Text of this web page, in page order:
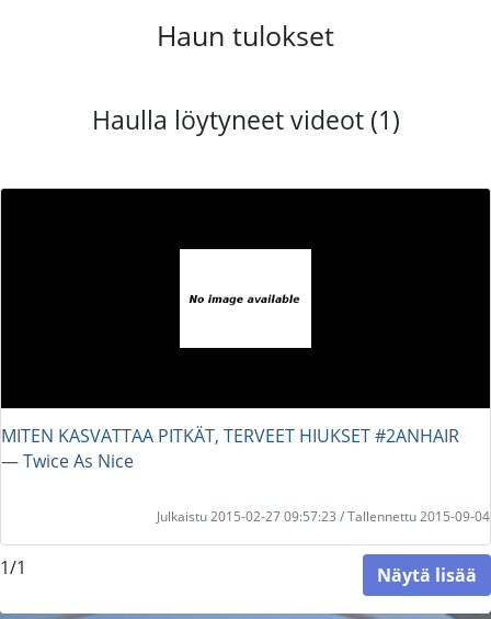
Haun tulokset
Haulla löytyneet videot (1)
MITEN KASVATTAA PITKÄT, TERVEET HIUKSET #2ANHAIR
― Twice As Nice
Julkaistu 2015-02-27 09:57:23 / Tallennettu 2015-09-04
1/1 Näytä lisää